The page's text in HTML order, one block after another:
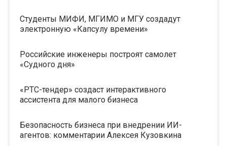
Студенты МИФИ, МГИМО и МГУ создадут
электронную «Капсулу времени»
Российские инженеры построят самолет
«Судного дня»
«РТС-тендер» создаст интерактивного
ассистента для малого бизнеса
Безопасность бизнеса при внедрении ИИ-
агентов: комментарии Алексея Кузовкина